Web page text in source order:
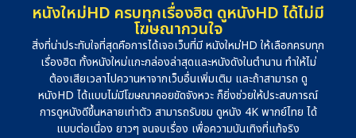
หนังใหม่HD ครบทุกเรื่องฮิต ดูหนังHD ได้ไม่มี
โฆษณากวนใจ
สิ่งที่น่าประทับใจที่สุดคือการได้เจอเว็บที่มี หนังใหม่HD ให้เลือกครบทุก
เรื่องฮิต ทั้งหนังใหม่แกะกล่องล่าสุดและหนังดังในตำนาน ทำให้ไม่
ต้องเสียเวลาไปควานหาจากเว็บอื่นเพิ่มเติม และถ้าสามารถ ดู
หนังHD ได้แบบไม่มีโฆษณาคอยขัดจังหวะ ก็ยิ่งช่วยให้ประสบการณ์
การดูหนังดีขึ้นหลายเท่าตัว สามารถรับชม ดูหนัง 4K พากย์ไทย ได้
แบบต่อเนื่อง ยาวๆ จนจบเรื่อง เพื่อความบันเทิงที่แท้จริง